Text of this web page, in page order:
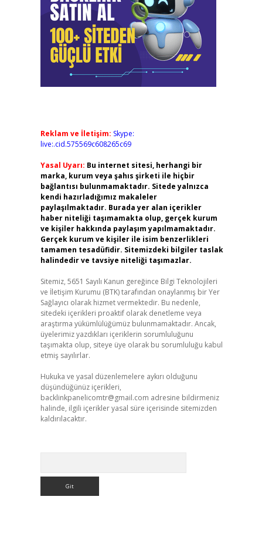
Reklam ve İletişim: Skype:
live:.cid.575569c608265c69
Yasal Uyarı: Bu internet sitesi, herhangi bir
marka, kurum veya şahıs şirketi ile hiçbir
bağlantısı bulunmamaktadır. Sitede yalnızca
kendi hazırladığımız makaleler
paylaşılmaktadır. Burada yer alan içerikler
haber niteliği taşımamakta olup, gerçek kurum
ve kişiler hakkında paylaşım yapılmamaktadır.
Gerçek kurum ve kişiler ile isim benzerlikleri
tamamen tesadüfidir. Sitemizdeki bilgiler taslak
halindedir ve tavsiye niteliği taşımazlar.
Sitemiz, 5651 Sayılı Kanun gereğince Bilgi Teknolojileri
ve İletişim Kurumu (BTK) tarafından onaylanmış bir Yer
Sağlayıcı olarak hizmet vermektedir. Bu nedenle,
sitedeki içerikleri proaktif olarak denetleme veya
araştırma yükümlülüğümüz bulunmamaktadır. Ancak,
üyelerimiz yazdıkları içeriklerin sorumluluğunu
taşımakta olup, siteye üye olarak bu sorumluluğu kabul
etmiş sayılırlar.
Hukuka ve yasal düzenlemelere aykırı olduğunu
düşündüğünüz içerikleri,
backlinkpanelicomtr@gmail.com adresine bildirmeniz
halinde, ilgili içerikler yasal süre içerisinde sitemizden
kaldırılacaktır.